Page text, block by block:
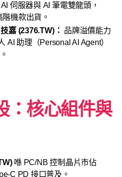
AI 伺服器與 AI 筆電雙龍頭，
機款出貨。
嘉 (2376.TW)： 品牌溢價能力
AI 助理（Personal AI Agent）
：核心組件與
喺 PC/NB 控制晶片市佔
C PD 接口普及。